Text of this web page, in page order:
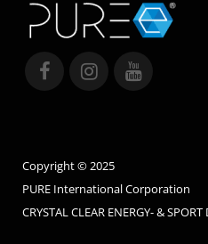
Copyright © 2025
PURE International Corporation
CRYSTAL CLEAR ENERGY- & SPORT